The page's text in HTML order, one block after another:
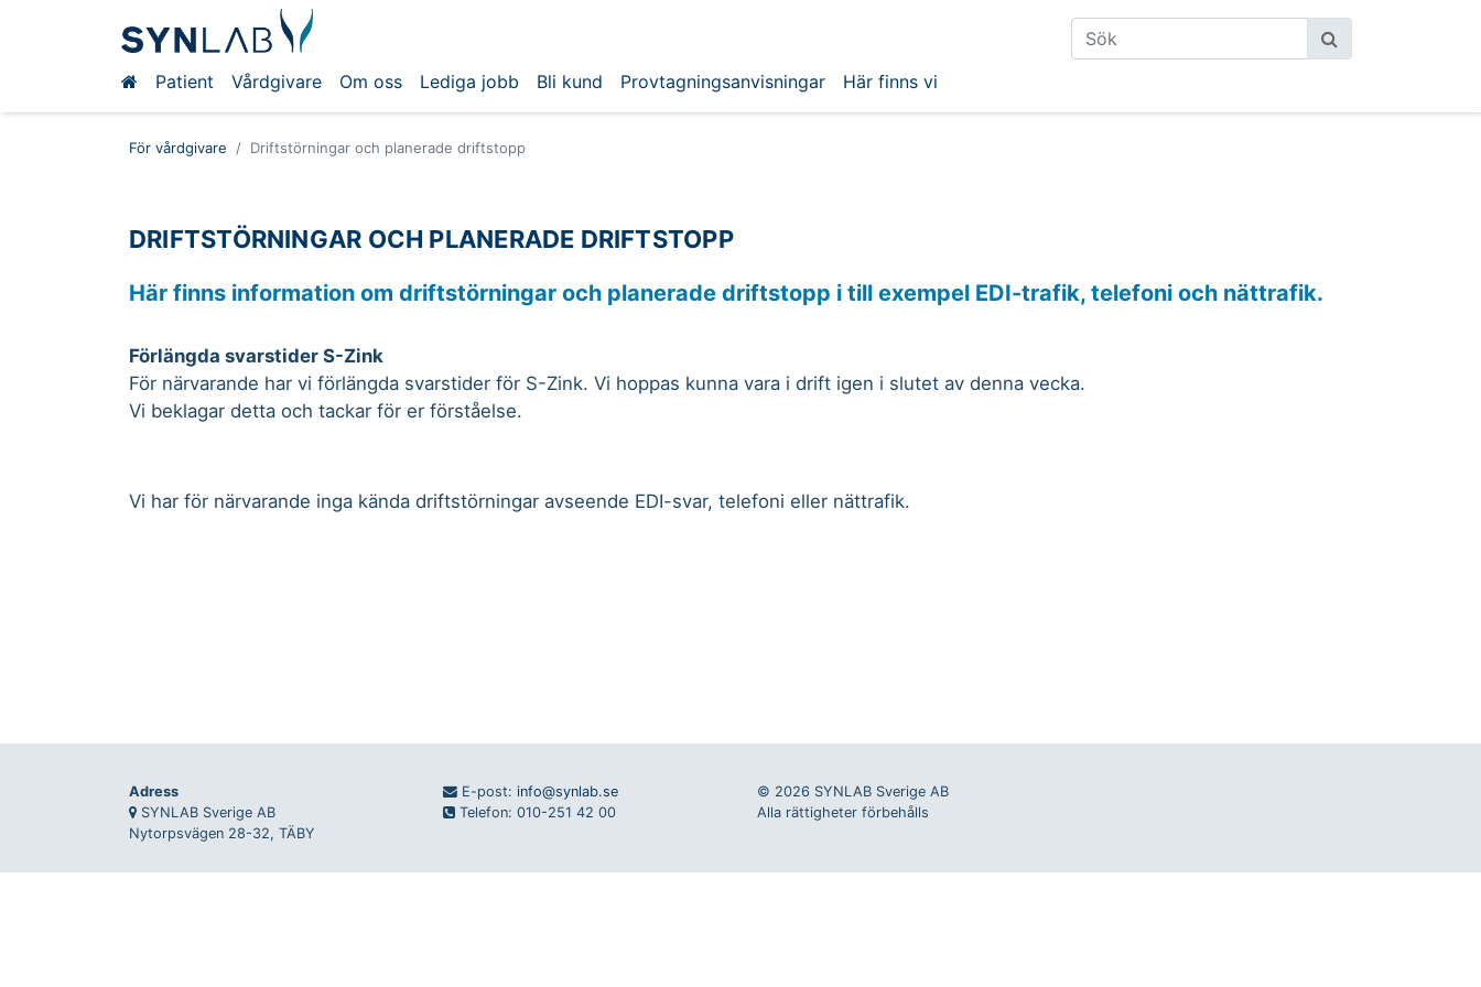
Patient Vårdgivare Om oss Lediga jobb Bli kund Provtagningsanvisningar Här finns vi
För vårdgivare Driftstörningar och planerade driftstopp
DRIFTSTÖRNINGAR OCH PLANERADE DRIFTSTOPP
Här finns information om driftstörningar och planerade driftstopp i till exempel EDI-trafik, telefoni och nättrafik.
Förlängda svarstider S-Zink
För närvarande har vi förlängda svarstider för S-Zink. Vi hoppas kunna vara i drift igen i slutet av denna vecka.
Vi beklagar detta och tackar för er förståelse.
Vi har för närvarande inga kända driftstörningar avseende EDI-svar, telefoni eller nättrafik.
Adress
SYNLAB Sverige AB
Nytorpsvägen 28-32, TÄBY
E-post: info@synlab.se
Telefon: 010-251 42 00
© 2026 SYNLAB Sverige AB
Alla rättigheter förbehålls